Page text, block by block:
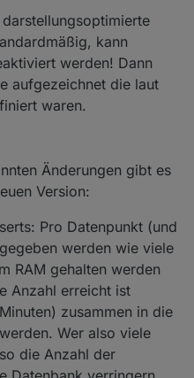
kann
werden! Dann
aufgezeichnet die laut
waren.
Änderungen gibt es
Version:
Pro Datenpunkt (und
werden wie viele
RAM gehalten werden
Anzahl erreicht ist
zusammen in die
Wer also viele
die Anzahl der